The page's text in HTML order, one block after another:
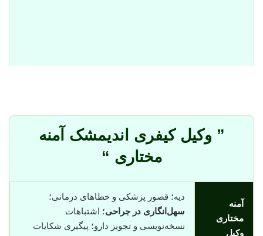
” وکیل کیفری اندیمشک آمنه
مختاری “
آمنه
مختاری
وکیل
دیه؛ قصور پزشکی و خطاهای درمانی؛
سهل‌انگاری در جراحی؛ اشتباهات
نسخه‌نویسی و تجویز دارو؛ پیگیری شکایات